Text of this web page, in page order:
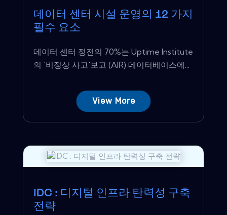
데이터 센터 시설 운영의 12 가지
필수 요소
데이터 센터 정전의 70%는 Uptime Institute
의 '비정상 사고'보고 (AIR) 데이터베이스에...
View More
IDC : 디지털 인프라 탄력성 구축
전략